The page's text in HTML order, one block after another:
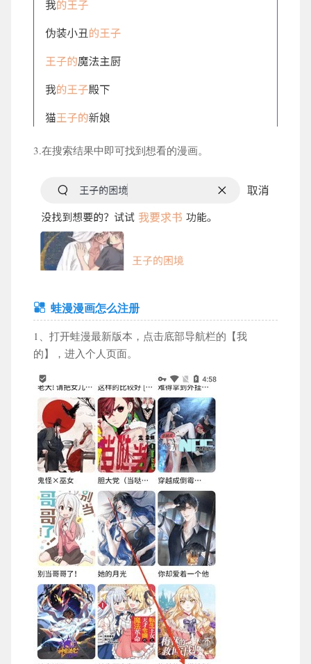
3.在搜索结果中即可找到想看的漫画。
蛙漫漫画怎么注册
1、打开蛙漫最新版本，点击底部导航栏的【我
的】，进入个人页面。